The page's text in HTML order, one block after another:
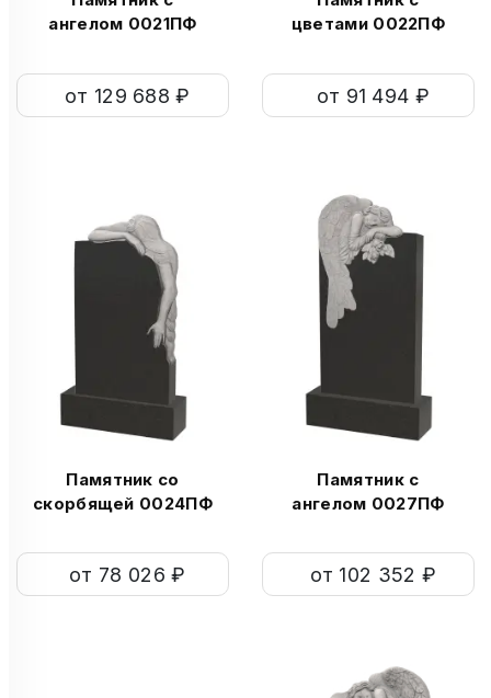
ангелом 0021ПФ
от 129 688 ₽
цветами 0022ПФ
от 91 494 ₽
Памятник со
скорбящей 0024ПФ
от 78 026 ₽
Памятник с
ангелом 0027ПФ
от 102 352 ₽